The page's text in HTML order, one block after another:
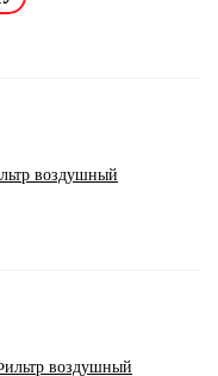
воздушный
воздушный